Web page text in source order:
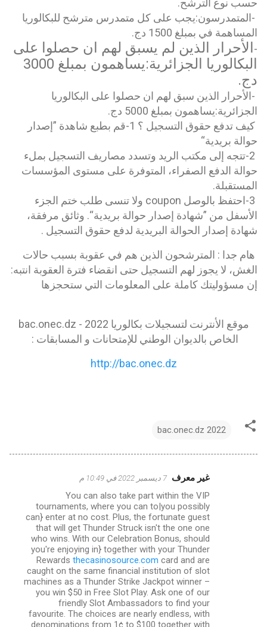
حسب نوع الترشح.
-المتمدرسون:يجب على كل متمدرس مترشح للبكالوريا
المساهمة في بمبلغ 1500 دج.
-الأحرار الذين لم يسبق لهم ان حصلوا على
البكالوريا الجزائرية:يساهمون بمبلغ 3000
دج.
-الأحرار الذين سبق لهم ان حصلوا على البكالوريا
الجزائرية:يساهمون بمبلغ 5000 دج.
كيف تدفع حقوق التسجيل ؟ 1-قم بطبع شاهدة ”إصدار
حوالة بريدية“
2-تتجه إلى مكتب الريد وتسدد مصاريف التسجيل بملء
حوالة الدفع الصفراء، المتوفرة على مستوى المؤسسات
المستقبلة.
3-احتفظ بالوصل coupon ولا تنسى طلب ختم الجزء
الأسفل من ”شهادة إصدار حوالة بريدية“. وثائق مرفقة،
شهادة إصدار الحوالة البريدية لدفع حقوق التسجيل .
هام جدا : المترشحون الذين هم في عقوبة بسبب حالات
الغش، لا يجوز لهم التسجيل حتى انقضاء فترة العقوبة انتبه:
إن مسؤوليتك كاملة على المعلومات التي ستحجزها
موقع الأنترنت لتسجيلات بكالوريا 2022 - bac.onec.dz
الخاص بالديوان الوطني للإمتحانات و المسابقات :
http://bac.onec.dz
bac.onec.dz 2022
غير معرف 7 ديسمبر 2022 في 10:49 م
You can also take part within the VIP
tournaments, where you can to|you possibly
can} enter at no cost. Plus, the fortunate guest
that will get Thunder Struck isn't the one one
who wins. With our Celebration Bonus, should
you're enjoying in} together with your Thunder
Rewardsthecasinosource.com card and are
caught on the same financial institution of slot
machines as a Thunder Strike Jackpot winner –
you win $50 in Free Slot Play. Ask one of our
friendly Slot Ambassadors to find your
favourite. The choices are nearly endless, with
denominations from 1¢ to $100 together with